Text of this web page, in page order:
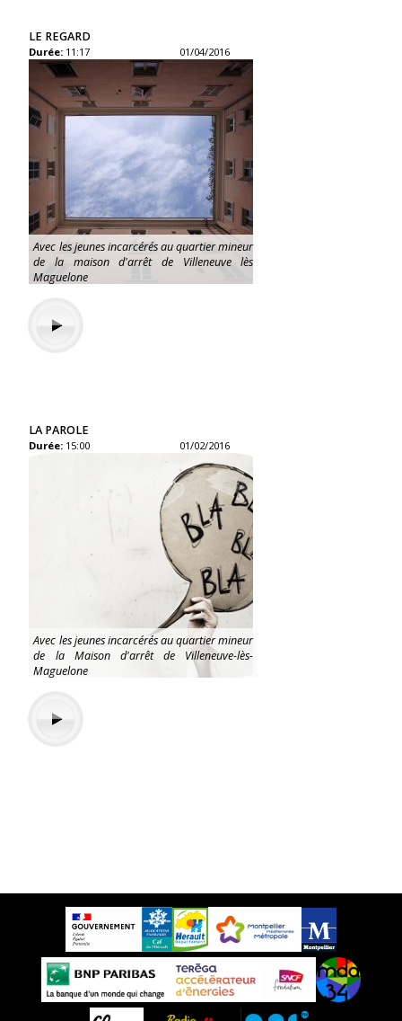
LE REGARD
Durée: 11:17 01/04/2016
Avec les jeunes incarcérés au quartier mineur
de la maison d'arrêt de Villeneuve lès
Maguelone
LA PAROLE
Durée: 15:00 01/02/2016
Avec les jeunes incarcérés au quartier mineur
de la Maison d'arrêt de Villeneuve-lès-
Maguelone